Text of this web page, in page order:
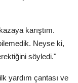
karıştım.
Neyse ki,
söyledi."
yardım çantası ve